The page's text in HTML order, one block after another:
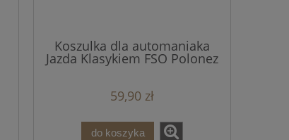
Koszulka dla automaniaka
Jazda Klasykiem FSO Polonez
59,90 zł
do koszyka